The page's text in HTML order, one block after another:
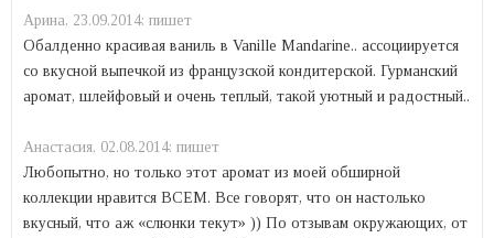
Арина, 23.09.2014: пишет
Обалденно красивая ваниль в Vanille Mandarine.. ассоциируется
со вкусной выпечкой из французской кондитерской. Гурманский
аромат, шлейфовый и очень теплый, такой уютный и радостный..
Анастасия, 02.08.2014: пишет
Любопытно, но только этот аромат из моей обширной
коллекции нравится ВСЕМ. Все говорят, что он настолько
вкусный, что аж «слюнки текут» )) По отзывам окружающих, от